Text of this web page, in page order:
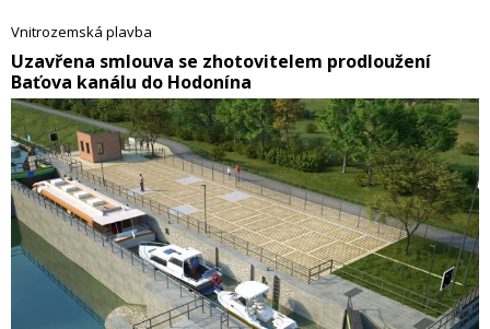
Vnitrozemská plavba
Uzavřena smlouva se zhotovitelem prodloužení
Baťova kanálu do Hodonína